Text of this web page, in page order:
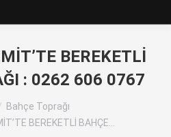
BEREKETLİ
: 0262 606 0767
Bahçe Toprağı
BEREKETLİ BAHÇE…